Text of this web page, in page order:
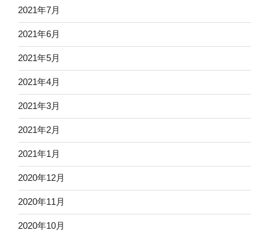
2021年7月
2021年6月
2021年5月
2021年4月
2021年3月
2021年2月
2021年1月
2020年12月
2020年11月
2020年10月